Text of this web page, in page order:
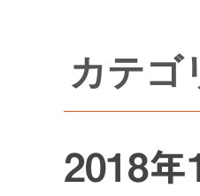
カテゴ
2018年